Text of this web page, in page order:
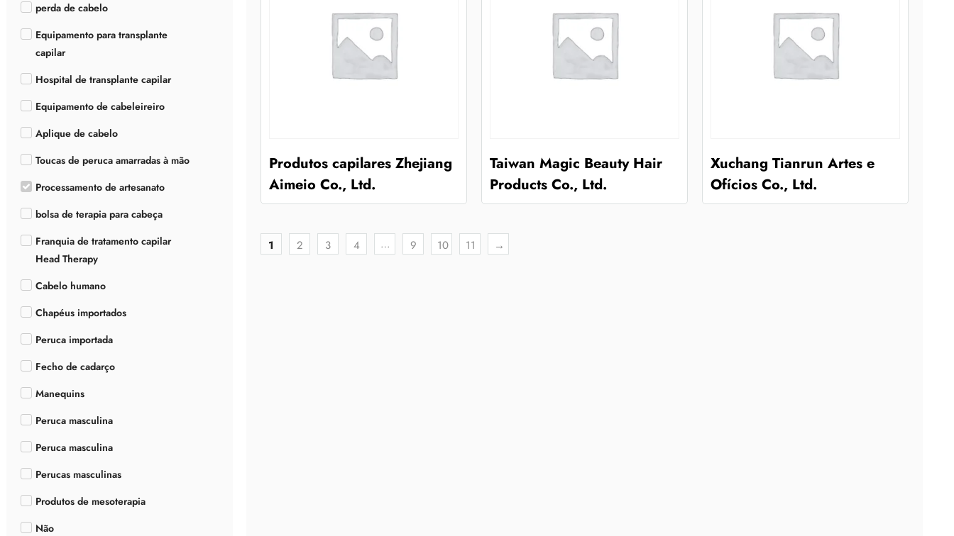
perda de cabelo
Equipamento para transplante
capilar
Hospital de transplante capilar
Equipamento de cabeleireiro
Aplique de cabelo
Toucas de peruca amarradas à mão
Processamento de artesanato
bolsa de terapia para cabeça
Franquia de tratamento capilar
Head Therapy
Cabelo humano
Chapéus importados
Peruca importada
Fecho de cadarço
Manequins
Peruca masculina
Peruca masculina
Perucas masculinas
Produtos de mesoterapia
Não
Produtos capilares Zhejiang
Aimeio Co., Ltd.
Taiwan Magic Beauty Hair
Products Co., Ltd.
Xuchang Tianrun Artes e
Ofícios Co., Ltd.
1 2 3 4 … 9 10 11 →